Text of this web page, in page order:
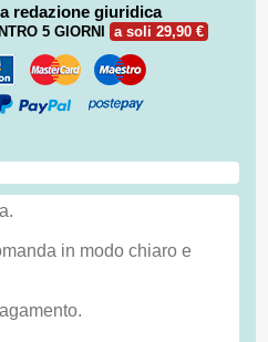
redazione giuridica
5 GIORNI a soli 29,90 €